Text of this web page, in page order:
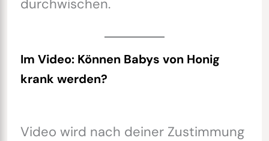
durchwischen.
Im Video: Können Babys von Honig
krank werden?
Video wird nach deiner Zustimmung